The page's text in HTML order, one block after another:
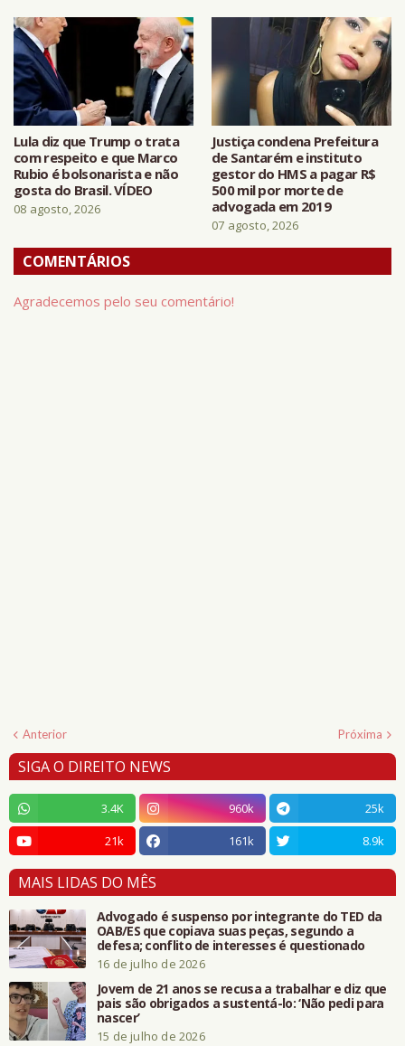
Lula diz que Trump o trata
com respeito e que Marco
Rubio é bolsonarista e não
gosta do Brasil. VÍDEO
08 agosto, 2026
Justiça condena Prefeitura
de Santarém e instituto
gestor do HMS a pagar R$
500 mil por morte de
advogada em 2019
07 agosto, 2026
COMENTÁRIOS
Agradecemos pelo seu comentário!
Anterior Próxima
SIGA O DIREITO NEWS
3.4K 960k
25k
21k
161k 8.9k
MAIS LIDAS DO MÊS
Advogado é suspenso por integrante do TED da
OAB/ES que copiava suas peças, segundo a
defesa; conflito de interesses é questionado
16 de julho de 2026
Jovem de 21 anos se recusa a trabalhar e diz que
pais são obrigados a sustentá-lo: ‘Não pedi para
nascer’
15 de julho de 2026